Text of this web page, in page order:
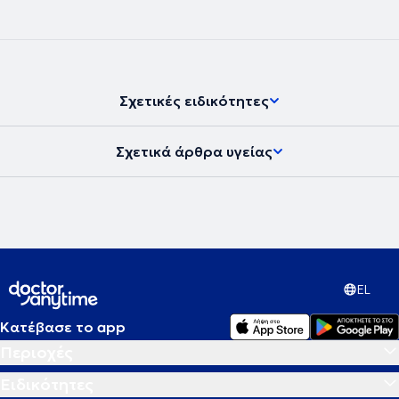
Σχετικές ειδικότητες
Σχετικά άρθρα υγείας
EL
Κατέβασε το app